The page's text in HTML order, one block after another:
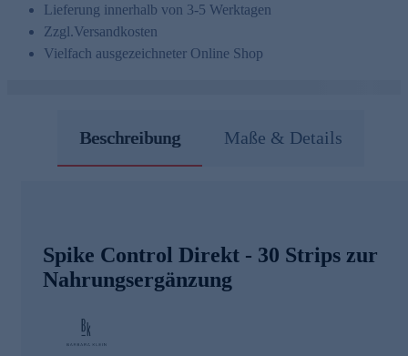
Lieferung innerhalb von 3-5 Werktagen
Zzgl.Versandkosten
Vielfach ausgezeichneter Online Shop
Beschreibung Maße & Details
Spike Control Direkt - 30 Strips zur
Nahrungsergänzung